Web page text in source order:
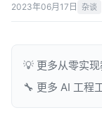
2023年06月17日 杂谈
💡 更多从零实
🔧 更多 AI 工程